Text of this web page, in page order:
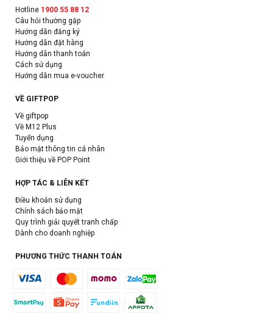
Hotline 1900 55 88 12
Câu hỏi thường gặp
Hướng dẫn đăng ký
Hướng dẫn đặt hàng
Hướng dẫn thanh toán
Cách sử dụng
Hướng dẫn mua e-voucher
VỀ GIFTPOP
Về giftpop
Về M12 Plus
Tuyển dụng
Bảo mật thông tin cá nhân
Giới thiệu về POP Point
HỢP TÁC & LIÊN KẾT
Điều khoản sử dụng
Chính sách bảo mật
Quy trình giải quyết tranh chấp
Dành cho doanh nghiệp
PHƯƠNG THỨC THANH TOÁN